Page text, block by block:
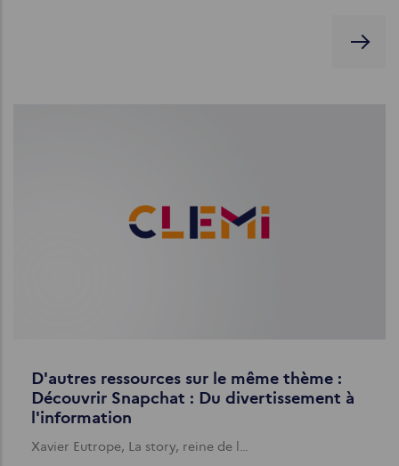
D'autres ressources sur le même thème :
Découvrir Snapchat : Du divertissement à
l'information
Xavier Eutrope, La story, reine de l…